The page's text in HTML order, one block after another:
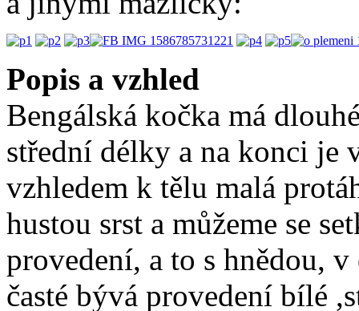
Popis a vzhled
Bengálská kočka má
střední délky a na konci je
vzhledem k tělu malá
hustou srst a můžeme se
provedení, a to s hnědou,
časté bývá provedení bílé